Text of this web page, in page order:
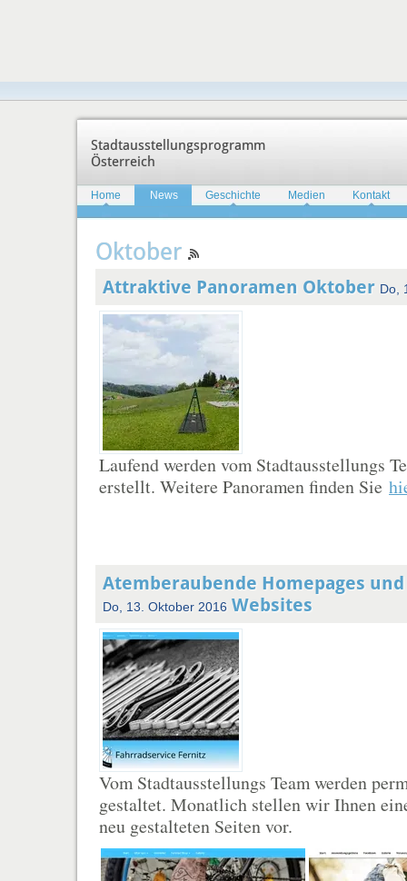
Stadtausstellungsprogramm
Österreich
Home News Geschichte Medien Kontakt
Oktober
Attraktive Panoramen Oktober Do,
Laufend werden vom Stadtausstellungs
erstellt. Weitere Panoramen finden Sie
Atemberaubende Homepages
Do, 13. Oktober 2016 Websites
Vom Stadtausstellungs Team werden
gestaltet. Monatlich stellen wir Ihnen
neu gestalteten Seiten vor.